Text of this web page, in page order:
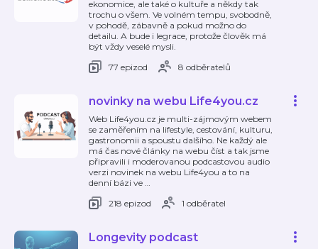
ekonomice, ale také o kultuře a někdy tak
trochu o všem. Ve volném tempu, svobodně,
v pohodě, zábavně a pokud možno do
detailu. A bude i legrace, protože člověk má
být vždy veselé mysli.
77 epizod
8 odběratelů
novinky na webu Life4you.cz
Web Life4you.cz je multi-zájmovým webem
se zaměřením na lifestyle, cestování, kulturu,
gastronomii a spoustu dalšího. Ne každý ale
má čas nové články na webu číst a tak jsme
připravili i moderovanou podcastovou audio
verzi novinek na webu Life4you a to na
denní bázi ve …
218 epizod
1 odběratel
Longevity podcast